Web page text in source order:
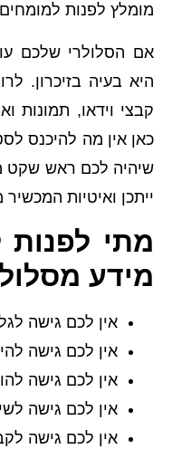
מומלץ לפנות
אם הסלולרי שלכם
היא בעיה בזיכרון.
קבצי וידאו, תמונות
כאן אין מה להיכנס
שיהיה לכם ראש שקט
ייתכן ואיטיות
מתי
מידע
אין לכם גישה
אין לכם גישה
אין לכם גישה
אין לכם גישה
אין לכם גישה